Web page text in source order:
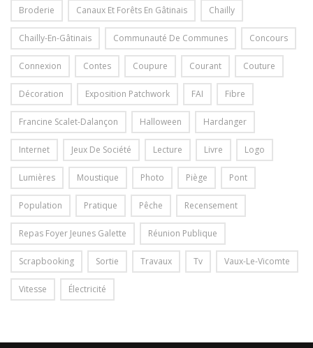
Broderie Canaux Et Forêts En Gâtinais Chailly
Chailly-En-Gâtinais Communauté De Communes Concours
Connexion Contes Coupure Courant Couture
Décoration Exposition Patchwork FAI Fibre
Francine Scalet-Dalançon Halloween Hardanger
Internet Jeux De Société Lecture Livre Logo
Lumières Moustique Photo Piège Pont
Population Pratique Pêche Recensement
Repas Foyer Jeunes Galette Réunion Publique
Scrapbooking Sortie Travaux Tv Vaux-Le-Vicomte
Vitesse Électricité